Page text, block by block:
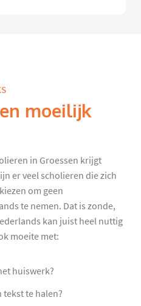
moeilijk
in Groessen krijgt
er veel scholieren die zich
om geen
te nemen. Dat is zonde,
kan juist heel nuttig
moeite met:
huiswerk?
te halen?